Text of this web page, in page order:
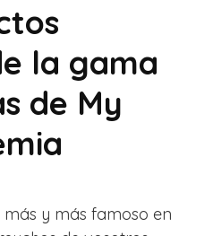
la gama
de My
y más famoso en